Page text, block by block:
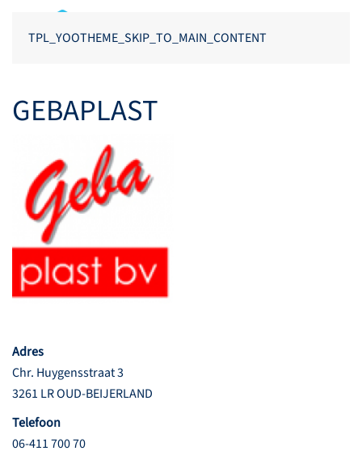
TPL_YOOTHEME_SKIP_TO_MAIN_CONTENT
GEBAPLAST
Adres
Chr. Huygensstraat 3
3261 LR OUD-BEIJERLAND
Telefoon
06-411 700 70